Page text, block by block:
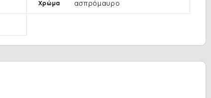
Χρώμα ασπρόμαυρο